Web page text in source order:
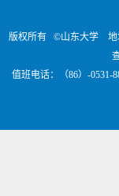
版权所有 ©山东大学 地
值班电话：（86）-